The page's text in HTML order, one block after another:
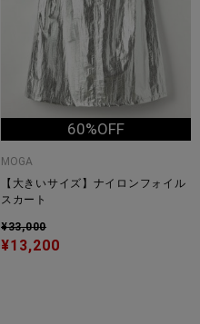
60%OFF
MOGA
【大きいサイズ】ナイロンフォイル
スカート
¥33,000
¥13,200